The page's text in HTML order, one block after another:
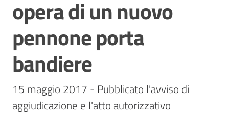
Contatti
opera di un nuovo
pennone porta
bandiere
15 maggio 2017 - Pubblicato l'avviso di
aggiudicazione e l'atto autorizzativo